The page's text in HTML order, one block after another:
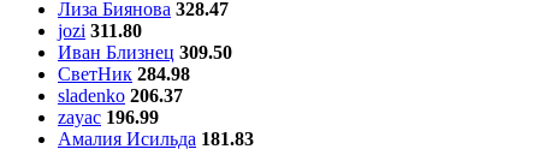
Лиза Биянова 328.47
jozi 311.80
Иван Близнец 309.50
СветНик 284.98
sladenko 206.37
zayac 196.99
Амалия Исильда 181.83